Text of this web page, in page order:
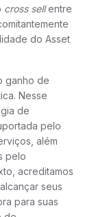
cross sellentre
do Asset
ganho de
Nesse
de
pelo
além
pelo
acreditamos
seus
para suas